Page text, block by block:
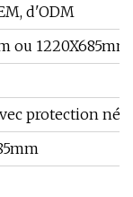
d'ODM
ou 1220X685mm
protection